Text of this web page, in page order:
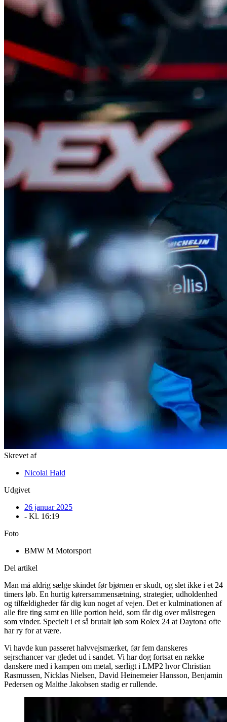
Skrevet af
Nicolai Hald
Udgivet
26 januar 2025
- Kl. 16:19
Foto
BMW M Motorsport
Del artikel
Man må aldrig sælge skindet før bjørnen er skudt, og slet ikke i et 24
timers løb. En hurtig kørersammensætning, strategier, udholdenhed
og tilfældigheder får dig kun noget af vejen. Det er kulminationen af
alle fire ting samt en lille portion held, som får dig over målstregen
som vinder. Specielt i et så brutalt løb som Rolex 24 at Daytona ofte
har ry for at være.
Vi havde kun passeret halvvejsmærket, før fem danskeres
sejrschancer var gledet ud i sandet. Vi har dog fortsat en række
danskere med i kampen om metal, særligt i LMP2 hvor Christian
Rasmussen, Nicklas Nielsen, David Heinemeier Hansson, Benjamin
Pedersen og Malthe Jakobsen stadig er rullende.